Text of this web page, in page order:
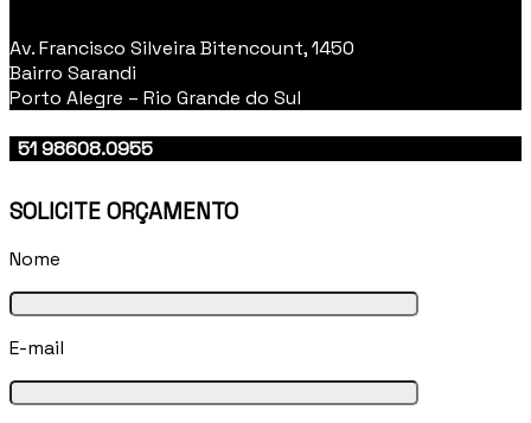
Av. Francisco Silveira Bitencount, 1450
Bairro Sarandi
Porto Alegre – Rio Grande do Sul
51 98608.0955
SOLICITE ORÇAMENTO
Nome
E-mail